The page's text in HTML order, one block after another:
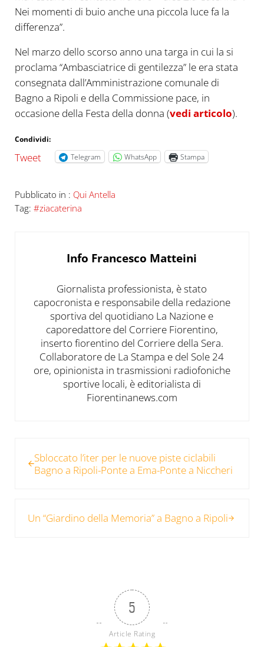
Nei momenti di buio anche una piccola luce fa la
differenza”.
Nel marzo dello scorso anno una targa in cui la si
proclama “Ambasciatrice di gentilezza” le era stata
consegnata dall’Amministrazione comunale di
Bagno a Ripoli e della Commissione pace, in
occasione della Festa della donna (vedi articolo).
Condividi:
Tweet Telegram WhatsApp Stampa
Pubblicato in : Qui Antella
Tag: #ziacaterina
Info Francesco Matteini
Giornalista professionista, è stato
capocronista e responsabile della redazione
sportiva del quotidiano La Nazione e
caporedattore del Corriere Fiorentino,
inserto fiorentino del Corriere della Sera.
Collaboratore de La Stampa e del Sole 24
ore, opinionista in trasmissioni radiofoniche
sportive locali, è editorialista di
Fiorentinanews.com
Sbloccato l’iter per le nuove piste ciclabili
Bagno a Ripoli-Ponte a Ema-Ponte a Niccheri
Un “Giardino della Memoria” a Bagno a Ripoli
5
Article Rating